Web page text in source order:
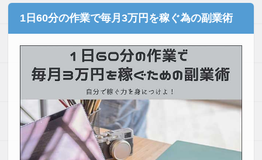
1日60分の作業で毎月3万円を稼ぐ為の副業術